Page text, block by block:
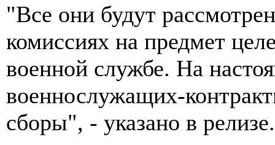
"Все они будут
комиссиях на предмет
военной службе. На
военнослужащих-
сборы", - указано в релизе.